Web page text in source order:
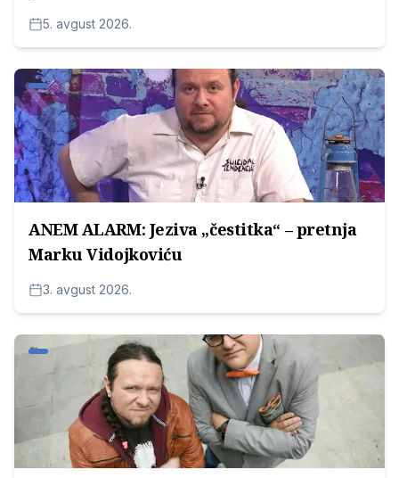
5. avgust 2026.
ANEM ALARM: Jeziva „čestitka“ – pretnja
Marku Vidojkoviću
3. avgust 2026.